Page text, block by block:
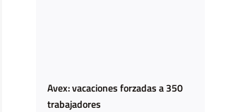
Avex: vacaciones forzadas a 350
trabajadores